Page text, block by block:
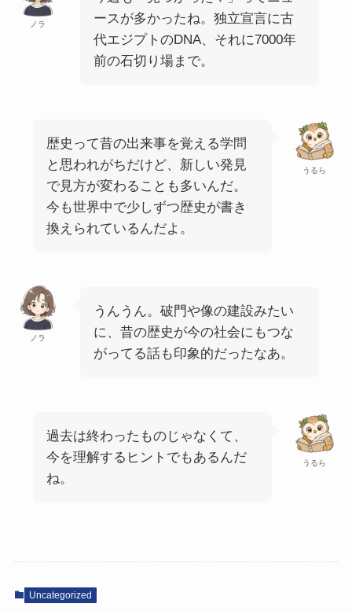
ノラ
ースが多かったね。独立宣言に古
代エジプトのDNA、それに7000年
前の石切り場まで。
うるら
歴史って昔の出来事を覚える学問
と思われがちだけど、新しい発見
で見方が変わることも多いんだ。
今も世界中で少しずつ歴史が書き
換えられているんだよ。
ノラ
うんうん。破門や像の建設みたい
に、昔の歴史が今の社会にもつな
がってる話も印象的だったなあ。
うるら
過去は終わったものじゃなくて、
今を理解するヒントでもあるんだ
ね。
Uncategorized